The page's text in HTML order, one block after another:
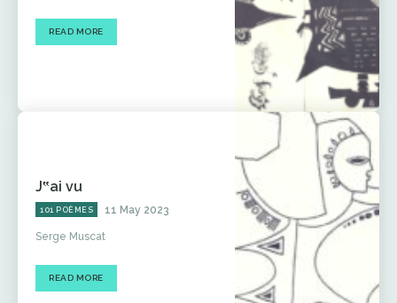
READ MORE
J‟ai vu
101 POÈMES 11 May 2023
Serge Muscat
READ MORE